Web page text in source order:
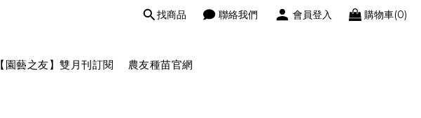
找商品 聯絡我們 會員登入 購物車(0)
【園藝之友】雙月刊訂閱 農友種苗官網